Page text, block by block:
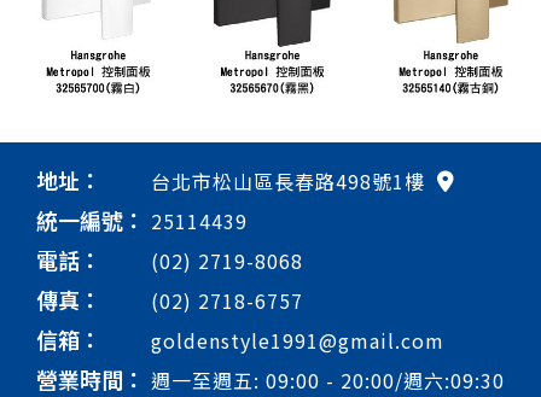
地址： 台北市松山區長春路498號1樓
統一編號： 25114439
電話： (02) 2719-8068
傳真： (02) 2718-6757
信箱： goldenstyle1991@gmail.com
營業時間： 週一至週五: 09:00 - 20:00/週六:09:30